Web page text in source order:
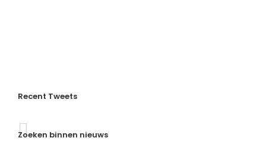
Recent Tweets
Zoeken binnen nieuws